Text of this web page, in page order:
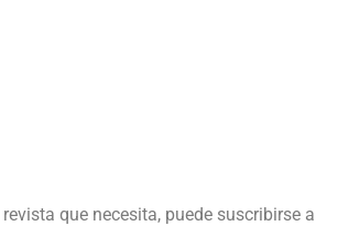
que necesita, puede suscribirse a